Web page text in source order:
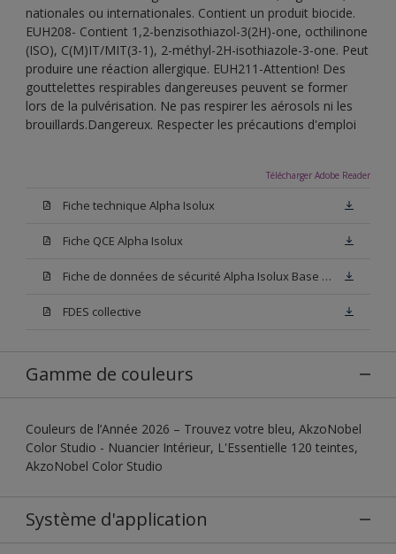
nationales ou internationales. Contient un produit biocide.
EUH208- Contient 1,2-benzisothiazol-3(2H)-one, octhilinone
(ISO), C(M)IT/MIT(3-1), 2-méthyl-2H-isothiazole-3-one. Peut
produire une réaction allergique. EUH211-Attention! Des
gouttelettes respirables dangereuses peuvent se former
lors de la pulvérisation. Ne pas respirer les aérosols ni les
brouillards.Dangereux. Respecter les précautions d'emploi
Télécharger Adobe Reader
Fiche technique Alpha Isolux
Fiche QCE Alpha Isolux
Fiche de données de sécurité Alpha Isolux Base W05
FDES collective
Gamme de couleurs
Couleurs de l’Année 2026 – Trouvez votre bleu, AkzoNobel
Color Studio - Nuancier Intérieur, L'Essentielle 120 teintes,
AkzoNobel Color Studio
Système d'application